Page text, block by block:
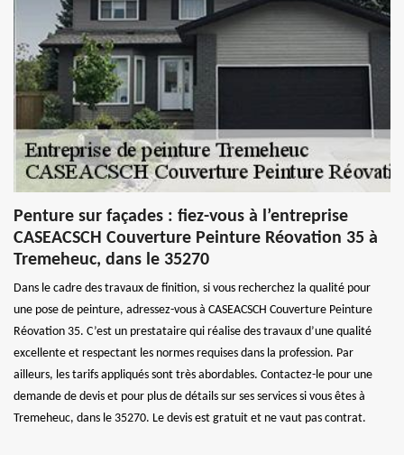
Penture sur façades : fiez-vous à l’entreprise
CASEACSCH Couverture Peinture Réovation 35 à
Tremeheuc, dans le 35270
Dans le cadre des travaux de finition, si vous recherchez la qualité pour
une pose de peinture, adressez-vous à CASEACSCH Couverture Peinture
Réovation 35. C’est un prestataire qui réalise des travaux d’une qualité
excellente et respectant les normes requises dans la profession. Par
ailleurs, les tarifs appliqués sont très abordables. Contactez-le pour une
demande de devis et pour plus de détails sur ses services si vous êtes à
Tremeheuc, dans le 35270. Le devis est gratuit et ne vaut pas contrat.